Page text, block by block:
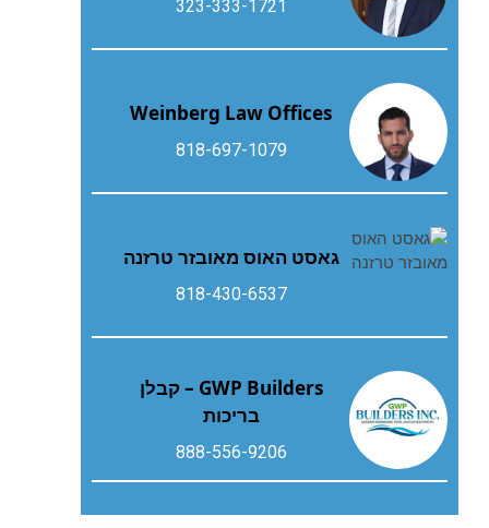
323-333-1721
Weinberg Law Offices
818-697-1079
גאסט‭ ‬האוס‭ ‬מאובזר‭ ‬טרזנה
818-430-6537
GWP Builders – קבלן
בריכות
888-556-9206